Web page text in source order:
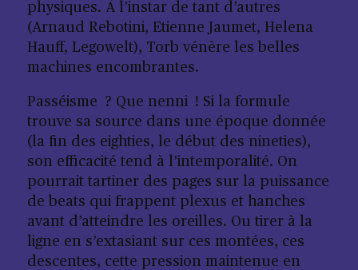
physiques. À l’instar de tant d’autres
(Arnaud Rebotini, Etienne Jaumet, Helena
Hauff, Legowelt), Torb vénère les belles
machines encombrantes.
Passéisme ? Que nenni ! Si la formule
trouve sa source dans une époque donnée
(la fin des eighties, le début des nineties),
son efficacité tend à l’intemporalité. On
pourrait tartiner des pages sur la puissance
de beats qui frappent plexus et hanches
avant d’atteindre les oreilles. Ou tirer à la
ligne en s’extasiant sur ces montées, ces
descentes, cette pression maintenue en